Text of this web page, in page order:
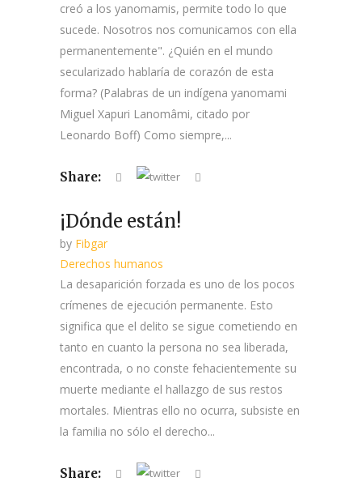
creó a los yanomamis, permite todo lo que
sucede. Nosotros nos comunicamos con ella
permanentemente". ¿Quién en el mundo
secularizado hablaría de corazón de esta
forma? (Palabras de un indígena yanomami
Miguel Xapuri Lanomâmi, citado por
Leonardo Boff) Como siempre,...
Share:
¡Dónde están!
by Fibgar
Derechos humanos
La desaparición forzada es uno de los pocos
crímenes de ejecución permanente. Esto
significa que el delito se sigue cometiendo en
tanto en cuanto la persona no sea liberada,
encontrada, o no conste fehacientemente su
muerte mediante el hallazgo de sus restos
mortales. Mientras ello no ocurra, subsiste en
la familia no sólo el derecho...
Share: